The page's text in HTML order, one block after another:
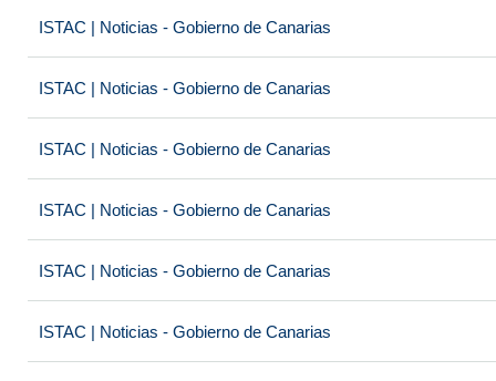
ISTAC | Noticias - Gobierno de Canarias
ISTAC | Noticias - Gobierno de Canarias
ISTAC | Noticias - Gobierno de Canarias
ISTAC | Noticias - Gobierno de Canarias
ISTAC | Noticias - Gobierno de Canarias
ISTAC | Noticias - Gobierno de Canarias